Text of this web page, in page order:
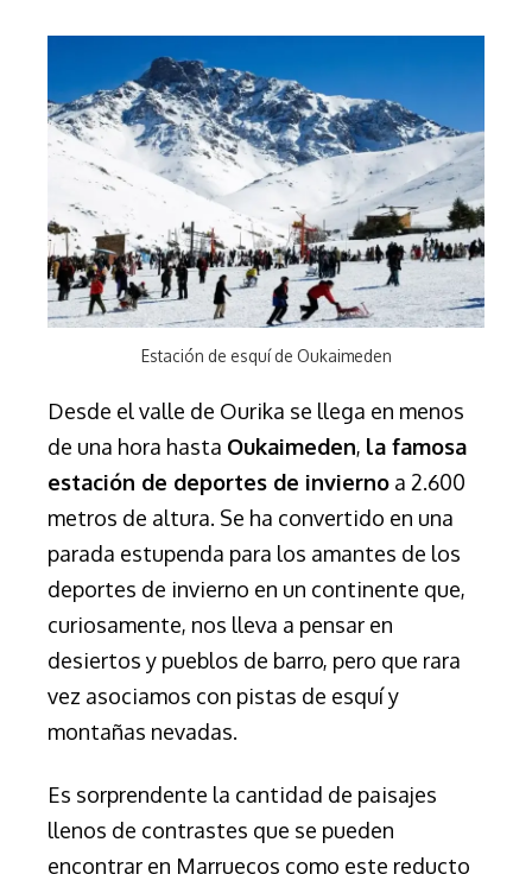
Estación de esquí de Oukaimeden
Desde el valle de Ourika se llega en menos
de una hora hasta Oukaimeden, la famosa
estación de deportes de invierno a 2.600
metros de altura. Se ha convertido en una
parada estupenda para los amantes de los
deportes de invierno en un continente que,
curiosamente, nos lleva a pensar en
desiertos y pueblos de barro, pero que rara
vez asociamos con pistas de esquí y
montañas nevadas.
Es sorprendente la cantidad de paisajes
llenos de contrastes que se pueden
encontrar en Marruecos como este reducto